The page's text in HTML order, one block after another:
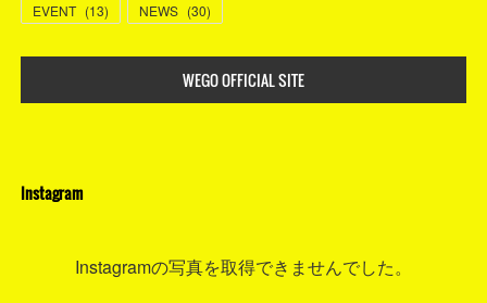
EVENT (13) NEWS (30)
WEGO OFFICIAL SITE
Instagram
Instagramの写真を取得できませんでした。